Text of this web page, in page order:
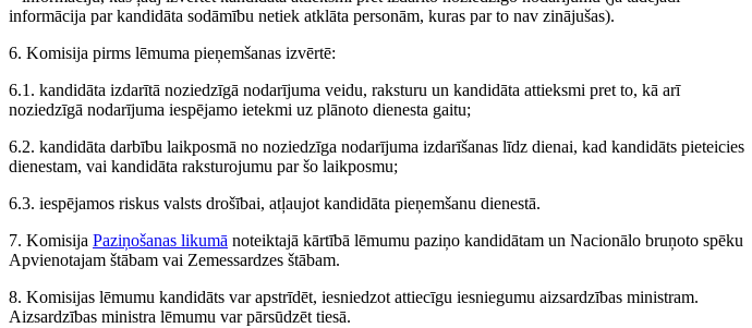
informācija par kandidāta sodāmību netiek atklāta personām, kuras par to nav zinājušas).
6. Komisija pirms lēmuma pieņemšanas izvērtē:
6.1. kandidāta izdarītā noziedzīgā nodarījuma veidu, raksturu un kandidāta attieksmi pret to, kā arī
noziedzīgā nodarījuma iespējamo ietekmi uz plānoto dienesta gaitu;
6.2. kandidāta darbību laikposmā no noziedzīga nodarījuma izdarīšanas līdz dienai, kad kandidāts pieteicies
dienestam, vai kandidāta raksturojumu par šo laikposmu;
6.3. iespējamos riskus valsts drošībai, atļaujot kandidāta pieņemšanu dienestā.
7. Komisija Paziņošanas likumā noteiktajā kārtībā lēmumu paziņo kandidātam un Nacionālo bruņoto spēku
Apvienotajam štābam vai Zemessardzes štābam.
8. Komisijas lēmumu kandidāts var apstrīdēt, iesniedzot attiecīgu iesniegumu aizsardzības ministram.
Aizsardzības ministra lēmumu var pārsūdzēt tiesā.